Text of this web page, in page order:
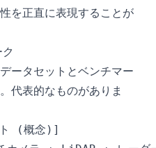
を正直に表現することが
ータセットとベンチマー
代表的なものがありま